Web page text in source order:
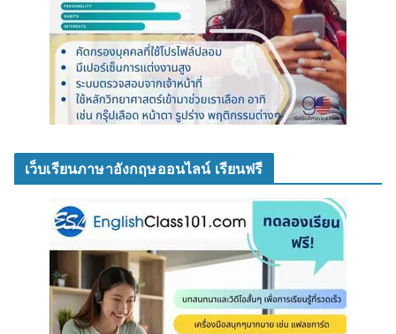
เว็บเรียนภาษาอังกฤษออนไลน์ เรียนฟรี